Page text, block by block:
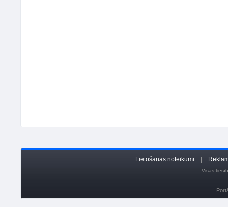
Lietošanas noteikumi
Visas